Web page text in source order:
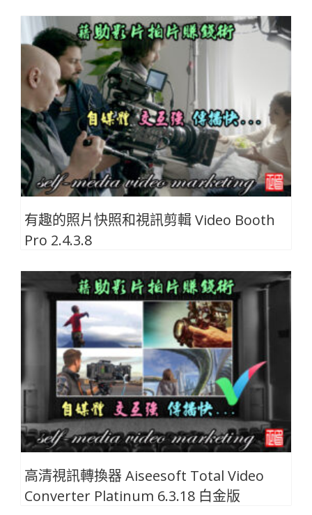
有趣的照片快照和視訊剪輯 Video Booth
Pro 2.4.3.8
高清視訊轉換器 Aiseesoft Total Video
Converter Platinum 6.3.18 白金版